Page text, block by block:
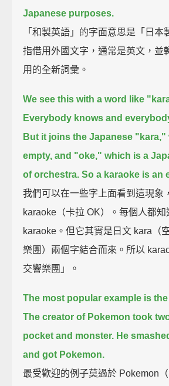
Japanese purposes.
「和製英語」的字面意思是「日本
指借用外國文字，通常是英文，並
用的全新詞彙。
We see this with a word like
Everybody knows and
But it joins the Japanese "kara,"
empty, and "oke," which is a
of orchestra. So a karaoke is an
我們可以在一些字上面看到這現象
karaoke（卡拉 OK）。每個人都知
karaoke。但它其實是日文 kara（
樂團）兩個字結合而來。所以
交響樂團」。
The most popular example is
The creator of Pokemon took
pocket and monster. He
and got Pokemon.
最受歡迎的例子莫過於 Pokemon（